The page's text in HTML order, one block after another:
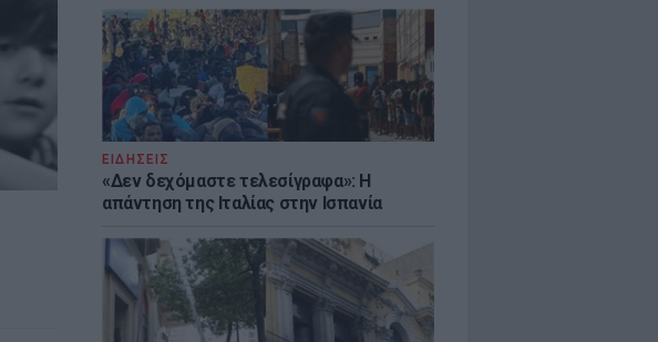
ΕΙΔΗΣΕΙΣ
«Δεν δεχόμαστε τελεσίγραφα»: Η
απάντηση της Ιταλίας στην Ισπανία